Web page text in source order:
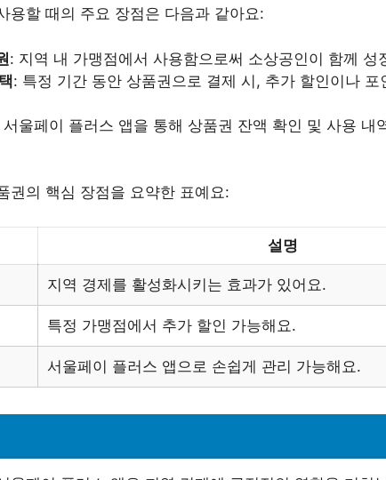
용할 때의 주요 장점은 다음과 같아요:
: 지역 내 가맹점에서 사용함으로써 소상공인이 함께 성
: 특정 기간 동안 상품권으로 결제 시, 추가 할인이나 포
서울페이 플러스 앱을 통해 상품권 잔액 확인 및 사용 내
권의 핵심 장점을 요약한 표예요:
설명
지역 경제를 활성화시키는 효과가 있어요.
특정 가맹점에서 추가 할인 가능해요.
서울페이 플러스 앱으로 손쉽게 관리 가능해요.